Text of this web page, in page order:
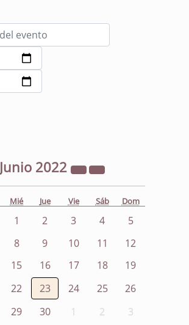
Junio 2022
Mié Jue Vie Sáb Dom
1 2 3 4
5
8 9 10 11
12
15 16 17 18
19
22 23 24 25
26
29 30 1 2 3